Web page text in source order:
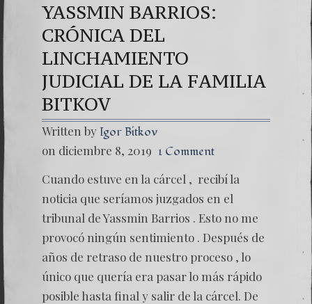
YASSMIN BARRIOS:
CRÓNICA DEL
LINCHAMIENTO
JUDICIAL DE LA FAMILIA
BITKOV
Written by Igor Bitkov
on diciembre 8, 2019 1 Comment
Cuando estuve en la cárcel , recibí la
noticia que seríamos juzgados en el
tribunal de Yassmin Barrios . Esto no me
provocó ningún sentimiento . Después de
años de retraso de nuestro proceso , lo
único que quería era pasar lo más rápido
posible hasta final y salir de la cárcel. De